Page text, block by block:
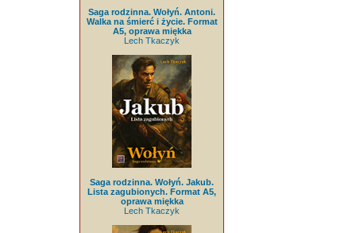
Saga rodzinna. Wołyń. Antoni.
Walka na śmierć i życie. Format
A5, oprawa miękka
Lech Tkaczyk
Saga rodzinna. Wołyń. Jakub.
Lista zagubionych. Format A5,
oprawa miękka
Lech Tkaczyk